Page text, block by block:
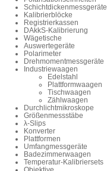
Schichtdickenmessgeräte
Kalibrierblöcke
Registrierkassen
DAkkS-Kalibrierung
Wägetische
Auswertegeräte
Polarimeter
Drehmomentmessgeräte
Industriewaagen
Edelstahl
Plattformwaagen
Tischwaagen
Zählwaagen
Durchlichtmikroskope
Größenmessstäbe
λ-Slips
Konverter
Plattformen
Umfangmessgeräte
Badezimmerwaagen
Temperatur-Kalibriersets